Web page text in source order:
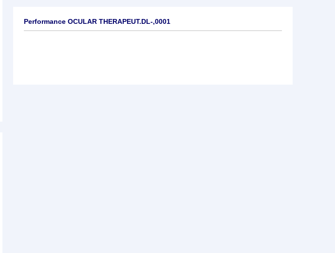
Performance OCULAR THERAPEUT.DL-,0001